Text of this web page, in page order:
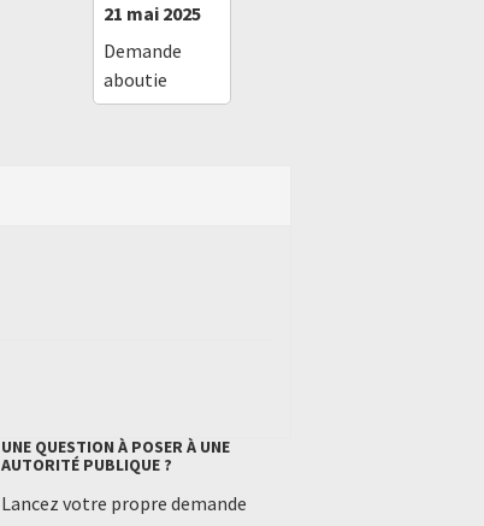
21 mai 2025
Demande
aboutie
UNE QUESTION À POSER À UNE
AUTORITÉ PUBLIQUE ?
Lancez votre propre demande